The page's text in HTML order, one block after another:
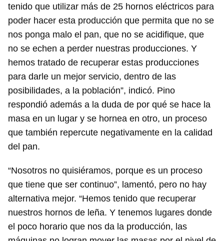
tenido que utilizar más de 25 hornos eléctricos para
poder hacer esta producción que permita que no se
nos ponga malo el pan, que no se acidifique, que
no se echen a perder nuestras producciones. Y
hemos tratado de recuperar estas producciones
para darle un mejor servicio, dentro de las
posibilidades, a la población”, indicó. Pino
respondió además a la duda de por qué se hace la
masa en un lugar y se hornea en otro, un proceso
que también repercute negativamente en la calidad
del pan.
“Nosotros no quisiéramos, porque es un proceso
que tiene que ser continuo”, lamentó, pero no hay
alternativa mejor. “Hemos tenido que recuperar
nuestros hornos de leña. Y tenemos lugares donde
el poco horario que nos da la producción, las